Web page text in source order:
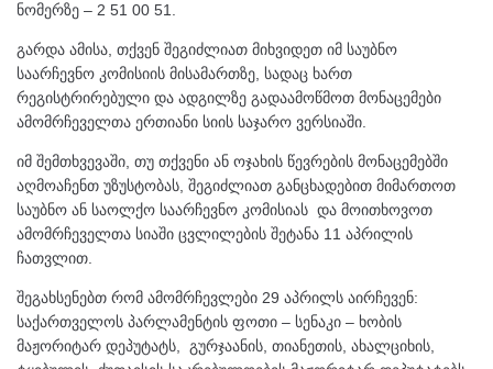
ნომერზე – 2 51 00 51.
გარდა ამისა, თქვენ შეგიძლიათ მიხვიდეთ იმ საუბნო
საარჩევნო კომისიის მისამართზე, სადაც ხართ
რეგისტრირებული და ადგილზე გადაამოწმოთ მონაცემები
ამომრჩეველთა ერთიანი სიის საჯარო ვერსიაში.
იმ შემთხვევაში, თუ თქვენი ან ოჯახის წევრების მონაცემებში
აღმოაჩენთ უზუსტობას, შეგიძლიათ განცხადებით მიმართოთ
საუბნო ან საოლქო საარჩევნო კომისიას და მოითხოვოთ
ამომრჩეველთა სიაში ცვლილების შეტანა 11 აპრილის
ჩათვლით.
შეგახსენებთ რომ ამომრჩევლები 29 აპრილს აირჩევენ:
საქართველოს პარლამენტის ფოთი – სენაკი – ხობის
მაჟორიტარ დეპუტატს, გურჯაანის, თიანეთის, ახალციხის,